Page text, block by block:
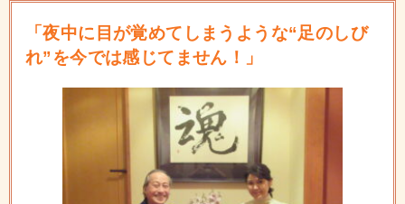
「夜中に目が覚めてしまうような“足のしび
れ”を今では感じてません！」